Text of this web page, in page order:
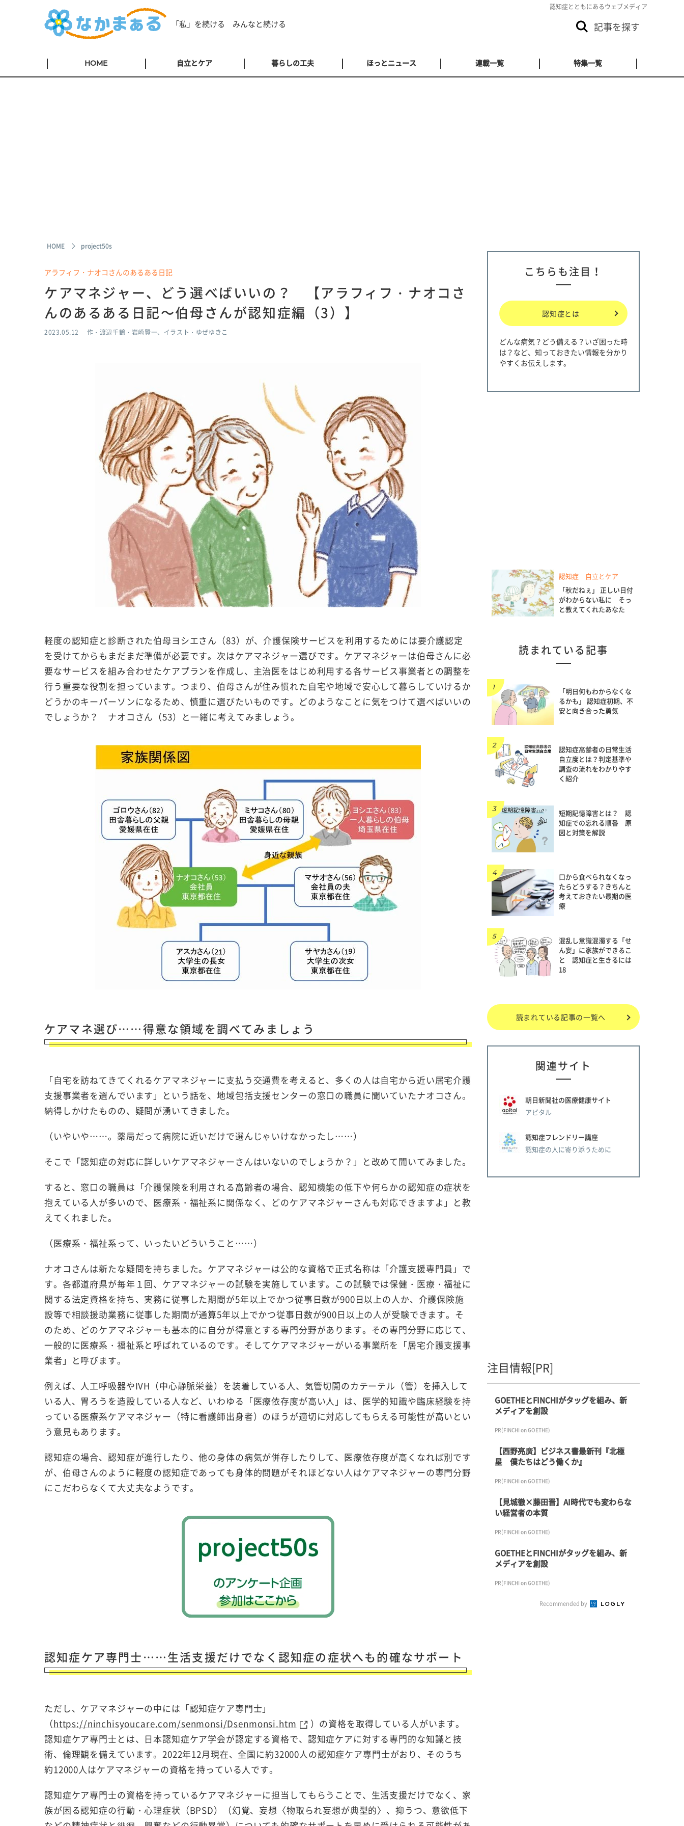
認知症とともにあるウェブメディア
「私」を続ける みんなと続ける 記事を探す
HOME 自立とケア 暮らしの工夫 ほっとニュース 連載一覧 特集一覧
HOME project50s
アラフィフ・ナオコさんのあるある日記
ケアマネジャー、どう選べばいいの？ 【アラフィフ・ナオコさ
んのあるある日記～伯母さんが認知症編（3）】
2023.05.12 作・渡辺千鶴・岩崎賢一、イラスト・ゆぜゆきこ
軽度の認知症と診断された伯母ヨシエさん（83）が、介護保険サービスを利用するためには要介護認定
を受けてからもまだまだ準備が必要です。次はケアマネジャー選びです。ケアマネジャーは伯母さんに必
要なサービスを組み合わせたケアプランを作成し、主治医をはじめ利用する各サービス事業者との調整を
行う重要な役割を担っています。つまり、伯母さんが住み慣れた自宅や地域で安心して暮らしていけるか
どうかのキーパーソンになるため、慎重に選びたいものです。どのようなことに気をつけて選べばいいの
でしょうか？ ナオコさん（53）と一緒に考えてみましょう。
ケアマネ選び……得意な領域を調べてみましょう
「自宅を訪ねてきてくれるケアマネジャーに支払う交通費を考えると、多くの人は自宅から近い居宅介護
支援事業者を選んでいます」という話を、地域包括支援センターの窓口の職員に聞いていたナオコさん。
納得しかけたものの、疑問が湧いてきました。
（いやいや……。薬局だって病院に近いだけで選んじゃいけなかったし……）
そこで「認知症の対応に詳しいケアマネジャーさんはいないのでしょうか？」と改めて聞いてみました。
すると、窓口の職員は「介護保険を利用される高齢者の場合、認知機能の低下や何らかの認知症の症状を
抱えている人が多いので、医療系・福祉系に関係なく、どのケアマネジャーさんも対応できますよ」と教
えてくれました。
（医療系・福祉系って、いったいどういうこと……）
ナオコさんは新たな疑問を持ちました。ケアマネジャーは公的な資格で正式名称は「介護支援専門員」で
す。各都道府県が毎年１回、ケアマネジャーの試験を実施しています。この試験では保健・医療・福祉に
関する法定資格を持ち、実務に従事した期間が5年以上でかつ従事日数が900日以上の人か、介護保険施
設等で相談援助業務に従事した期間が通算5年以上でかつ従事日数が900日以上の人が受験できます。そ
のため、どのケアマネジャーも基本的に自分が得意とする専門分野があります。その専門分野に応じて、
一般的に医療系・福祉系と呼ばれているのです。そしてケアマネジャーがいる事業所を「居宅介護支援事
業者」と呼びます。
例えば、人工呼吸器やIVH（中心静脈栄養）を装着している人、気管切開のカテーテル（管）を挿入して
いる人、胃ろうを造設している人など、いわゆる「医療依存度が高い人」は、医学的知識や臨床経験を持
っている医療系ケアマネジャー（特に看護師出身者）のほうが適切に対応してもらえる可能性が高いとい
う意見もあります。
認知症の場合、認知症が進行したり、他の身体の病気が併存したりして、医療依存度が高くなれば別です
が、伯母さんのように軽度の認知症であっても身体的問題がそれほどない人はケアマネジャーの専門分野
にこだわらなくて大丈夫なようです。
認知症ケア専門士……生活支援だけでなく認知症の症状へも的確なサポート
ただし、ケアマネジャーの中には「認知症ケア専門士」
（https://ninchisyoucare.com/senmonsi/Dsenmonsi.htm
）の資格を取得している人がいます。
認知症ケア専門士とは、日本認知症ケア学会が認定する資格で、認知症ケアに対する専門的な知識と技
術、倫理観を備えています。2022年12月現在、全国に約32000人の認知症ケア専門士がおり、そのうち
約12000人はケアマネジャーの資格を持っている人です。
認知症ケア専門士の資格を持っているケアマネジャーに担当してもらうことで、生活支援だけでなく、家
族が困る認知症の行動・心理症状（BPSD）（幻覚、妄想〈物取られ妄想が典型的〉、抑うつ、意欲低下
こちらも注目！
認知症とは
どんな病気？どう備える？いざ困った時
は？など、知っておきたい情報を分かり
やすくお伝えします。
認知症 自立とケア
「秋だねぇ」 正しい日付
がわからない私に そっ
と教えてくれたあなた
読まれている記事
「明日何もわからなくな
るかも」 認知症初期、不
安と向き合った勇気
認知症高齢者の日常生活
自立度とは？判定基準や
調査の流れをわかりやす
く紹介
短期記憶障害とは？ 認
知症での忘れる順番 原
因と対策を解説
口から食べられなくなっ
たらどうする？きちんと
考えておきたい最期の医
療
混乱し意識混濁する「せ
ん妄」に家族ができるこ
と 認知症と生きるには
18
読まれている記事の一覧へ
関連サイト
朝日新聞社の医療健康サイト
アピタル
認知症フレンドリー講座
認知症の人に寄り添うために
注目情報[PR]
GOETHEとFINCHIがタッグを組み、新
メディアを創設
PR(FINCHI on GOETHE)
【西野亮廣】ビジネス書最新刊『北極
星 僕たちはどう働くか』
PR(FINCHI on GOETHE)
【見城徹×藤田晋】AI時代でも変わらな
い経営者の本質
PR(FINCHI on GOETHE)
GOETHEとFINCHIがタッグを組み、新
メディアを創設
PR(FINCHI on GOETHE)
Recommended by